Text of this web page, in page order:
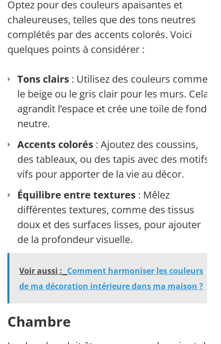
Optez pour des couleurs apaisantes et
chaleureuses, telles que des tons neutres
complétés par des accents colorés. Voici
quelques points à considérer :
Tons clairs : Utilisez des couleurs comme
le beige ou le gris clair pour les murs. Cela
agrandit l’espace et crée une toile de fond
neutre.
Accents colorés : Ajoutez des coussins,
des tableaux, ou des tapis avec des motifs
vifs pour apporter de la vie au décor.
Équilibre entre textures : Mêlez
différentes textures, comme des tissus
doux et des surfaces lisses, pour ajouter
de la profondeur visuelle.
Voir aussi : Comment harmoniser les couleurs
de ma décoration intérieure dans ma maison ?
Chambre